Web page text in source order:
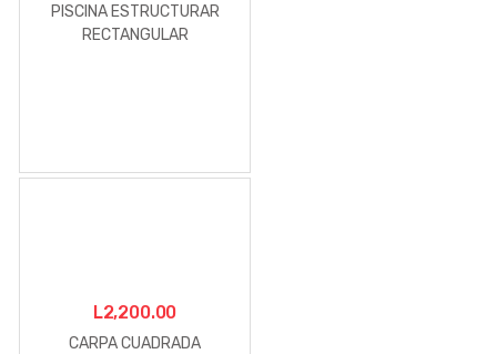
PISCINA ESTRUCTURAR
RECTANGULAR
L2,200.00
CARPA CUADRADA